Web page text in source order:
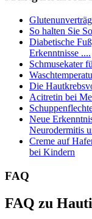
So halten Sie
Diabetische
Erkenntnisse ....
Schmusekater
Die
Acitretin bei
Neue
Neurodermitis
Creme auf
bei Kindern
FAQ
FAQ zu